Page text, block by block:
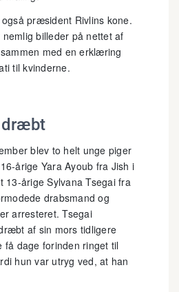
præsident Rivlins kone.
billeder på nettet af
med en erklæring
til kvinderne.
dræbt
blev to helt unge piger
årige Yara Ayoub fra Jish i
årige Sylvana Tsegai fra
drabsmand og
arresteret. Tsegai
af sin mors tidligere
få dage forinden ringet til
hun var utryg ved, at han